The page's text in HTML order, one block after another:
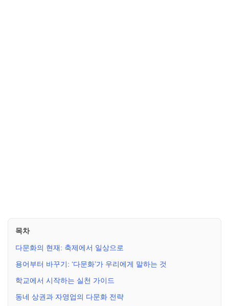
목차
다문화의 현재: 축제에서 일상으로
용어부터 바꾸기: ‘다문화’가 우리에게 말하는 것
학교에서 시작하는 실천 가이드
동네 상권과 자영업의 다문화 전략